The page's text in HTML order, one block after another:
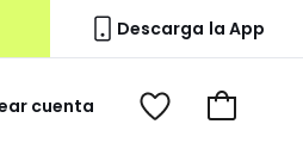
Descarga la App
cuenta
Ver
Ir